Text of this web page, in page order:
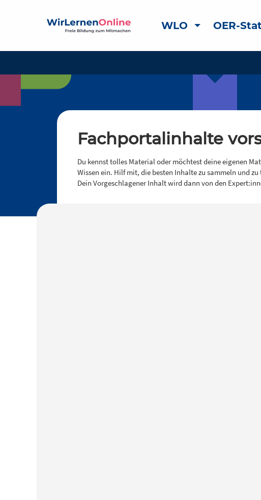
WLO OER-
Fachportalinhalte
Du kennst tolles Material oder möchtest deine eigenen
Wissen ein. Hilf mit, die besten Inhalte zu sammeln und
Dein Vorgeschlagener Inhalt wird dann von den